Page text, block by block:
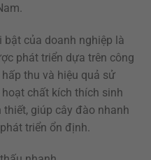
của doanh nghiệp là
phát triển dựa trên công
thu và hiệu quả sử
chất kích thích sinh
giúp cây đào nhanh
triển ổn định.